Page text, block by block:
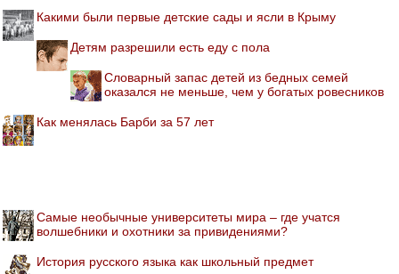
Какими были первые детские сады и ясли в Крыму
Детям разрешили есть еду с пола
Словарный запас детей из бедных семей
оказался не меньше, чем у богатых ровесников
Как менялась Барби за 57 лет
Самые необычные университеты мира – где учатся
волшебники и охотники за привидениями?
История русского языка как школьный предмет